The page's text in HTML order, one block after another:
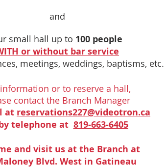
and
small hall up to 100 people
or without bar service
meetings, weddings, baptisms, etc.
or to reserve a hall,
contact the Branch Manager
at reservations227@videotron.ca
telephone at 819-663-6405
and visit us at the Branch at
Blvd. West in Gatineau